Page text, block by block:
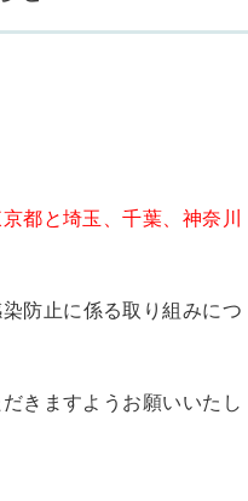
都と埼玉、千葉、神奈川
防止に係る取り組みにつ
きますようお願いいたし